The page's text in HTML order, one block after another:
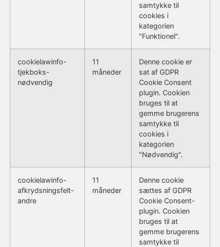
samtykke til
cookies i
kategorien
"Funktionel".
cookielawinfo-
tjekboks-
nødvendig
11
måneder
Denne cookie er
sat af GDPR
Cookie Consent
plugin. Cookien
bruges til at
gemme brugerens
samtykke til
cookies i
kategorien
"Nødvendig".
cookielawinfo-
afkrydsningsfelt-
andre
11
måneder
Denne cookie
sættes af GDPR
Cookie Consent-
plugin. Cookien
bruges til at
gemme brugerens
samtykke til